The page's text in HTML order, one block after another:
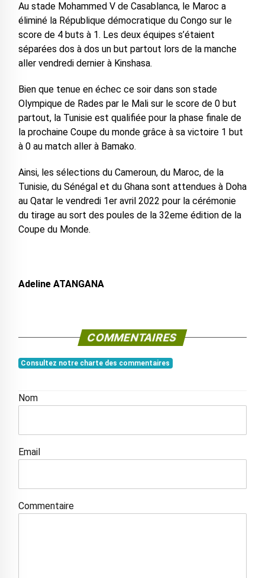
Au stade Mohammed V de Casablanca, le Maroc a
éliminé la République démocratique du Congo sur le
score de 4 buts à 1. Les deux équipes s’étaient
séparées dos à dos un but partout lors de la manche
aller vendredi dernier à Kinshasa.
Bien que tenue en échec ce soir dans son stade
Olympique de Rades par le Mali sur le score de 0 but
partout, la Tunisie est qualifiée pour la phase finale de
la prochaine Coupe du monde grâce à sa victoire 1 but
à 0 au match aller à Bamako.
Ainsi, les sélections du Cameroun, du Maroc, de la
Tunisie, du Sénégal et du Ghana sont attendues à Doha
au Qatar le vendredi 1er avril 2022 pour la cérémonie
du tirage au sort des poules de la 32eme édition de la
Coupe du Monde.
Adeline ATANGANA
COMMENTAIRES
Consultez notre charte des commentaires
Nom
Email
Commentaire